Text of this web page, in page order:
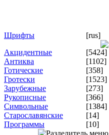
Шрифты
[rus]
Акцидентные
[5424]
Антиква
[1102]
Готические
[358]
Гротески
[1523]
Зарубежные
[273]
Рукописные
[366]
Символьные
[1384]
Старославянские
[14]
Программы
[10]